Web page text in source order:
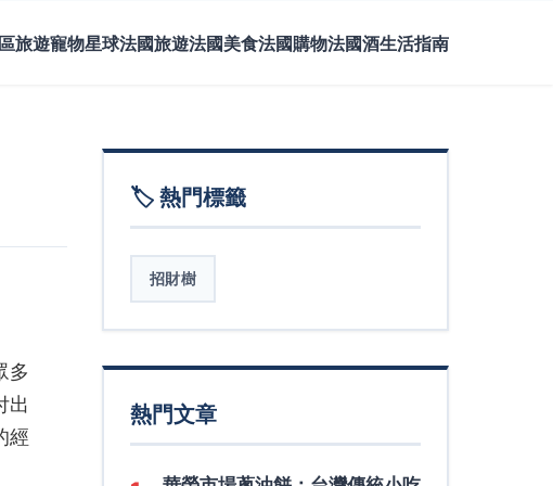
旅遊寵物星球法國旅遊法國美食法國購物法國酒生活指南
多
出
經
🏷️ 熱門標籤
招財樹
熱門文章